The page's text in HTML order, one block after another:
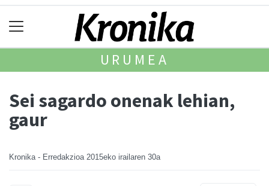
URUMEA
Sei sagardo onenak lehian,
gaur
Kronika - Erredakzioa 2015eko irailaren 30a